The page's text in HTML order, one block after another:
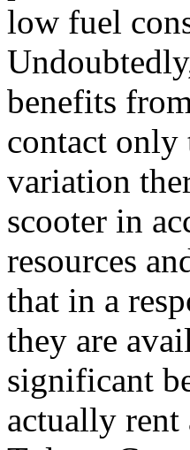
low fuel
benefits
contact only
variation
scooter in
resources
that in a
they are
significant
actually rent